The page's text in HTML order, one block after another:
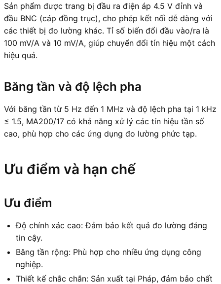
Sản phẩm được trang bị đầu ra điện áp 4.5 V đỉnh và
đầu BNC (cáp đồng trục), cho phép kết nối dễ dàng với
các thiết bị đo lường khác. Tỉ số biến đổi đầu vào/ra là
100 mV/A và 10 mV/A, giúp chuyển đổi tín hiệu một cách
hiệu quả.
Băng tần và độ lệch pha
Với băng tần từ 5 Hz đến 1 MHz và độ lệch pha tại 1 kHz
≤ 1.5, MA200/17 có khả năng xử lý các tín hiệu tần số
cao, phù hợp cho các ứng dụng đo lường phức tạp.
Ưu điểm và hạn chế
Ưu điểm
Độ chính xác cao: Đảm bảo kết quả đo lường đáng
tin cậy.
Băng tần rộng: Phù hợp cho nhiều ứng dụng công
nghiệp.
Thiết kế chắc chắn: Sản xuất tại Pháp, đảm bảo chất